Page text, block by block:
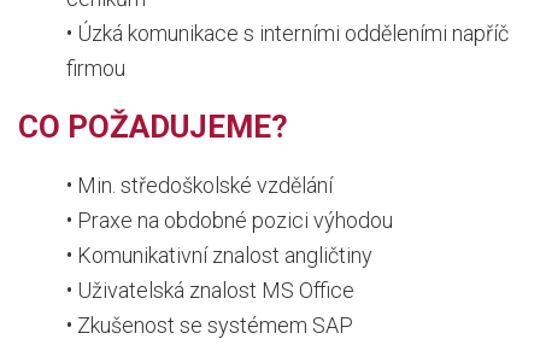
• Úzká komunikace s interními odděleními napříč
firmou
CO POŽADUJEME?
• Min. středoškolské vzdělání
• Praxe na obdobné pozici výhodou
• Komunikativní znalost angličtiny
• Uživatelská znalost MS Office
• Zkušenost se systémem SAP